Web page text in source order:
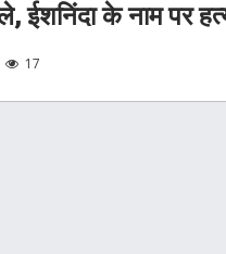
ईशनिंदा के नाम पर
17